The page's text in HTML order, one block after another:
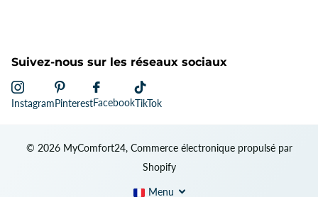
Suivez-nous sur les réseaux sociaux
InstagramPinterestFacebookTikTok
© 2026MyComfort24, Commerce électronique propulsé par
Shopify
Menu